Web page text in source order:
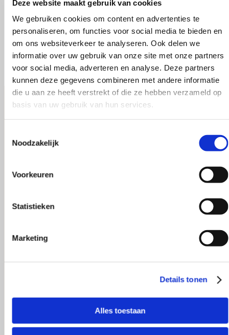
Deze website maakt gebruik van cookies
We gebruiken cookies om content en advertenties te
personaliseren, om functies voor social media te bieden en
om ons websiteverkeer te analyseren. Ook delen we
informatie over uw gebruik van onze site met onze partners
voor social media, adverteren en analyse. Deze partners
kunnen deze gegevens combineren met andere informatie
die u aan ze heeft verstrekt of die ze hebben verzameld op
basis van uw gebruik van hun services.
Noodzakelijk
Voorkeuren
Statistieken
Marketing
Details tonen
Alles toestaan